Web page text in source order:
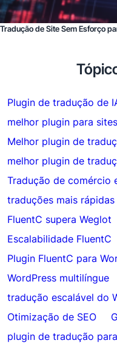
Tradução de Site Sem Esforço
Plugin de tradução de
melhor plugin para
Melhor plugin de
melhor plugin de
Tradução de comércio
traduções mais
FluentC supera Weglot
Escalabilidade FluentC
Plugin FluentC para
WordPress multilíngue
tradução escalável do
Otimização de SEO
plugin de tradução